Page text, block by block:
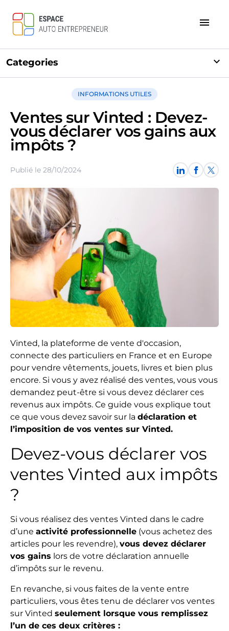
menu
Categories expand_more
INFORMATIONS UTILES
Ventes sur Vinted : Devez-
vous déclarer vos gains aux
impôts ?
Publié le 28/10/2024
Vinted, la plateforme de vente d'occasion,
connecte des particuliers en France et en Europe
pour vendre vêtements, jouets, livres et bien plus
encore. Si vous y avez réalisé des ventes, vous vous
demandez peut-être si vous devez déclarer ces
revenus aux impôts. Ce guide vous explique tout
ce que vous devez savoir sur la déclaration et
l’imposition de vos ventes sur Vinted.
Devez-vous déclarer vos
ventes Vinted aux impôts
?
Si vous réalisez des ventes Vinted dans le cadre
d’une activité professionnelle (vous achetez des
articles pour les revendre), vous devez déclarer
vos gains lors de votre déclaration annuelle
d’impôts sur le revenu.
En revanche, si vous faites de la vente entre
particuliers, vous êtes tenu de déclarer vos ventes
sur Vinted seulement lorsque vous remplissez
l’un de ces deux critères :